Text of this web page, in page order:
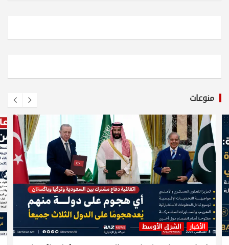
منوعات
الأخبار الشرق الأوسط